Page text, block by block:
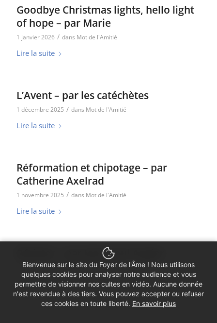
Goodbye Christmas lights, hello light
of hope – par Marie
1 janvier 2026 / dans Mot de l'Amitié
Lire la suite
L’Avent – par les catéchètes
1 décembre 2025 / dans Mot de l'Amitié
Lire la suite
Réformation et chipotage – par
Catherine Axelrad
1 novembre 2025 / dans Mot de l'Amitié
Lire la suite
Résister – par Jean-Paul Augier
15 octobre 2025 / dansMot de l'Amitié
Lire la suite
Bienvenue sur le site du Foyer de l'Âme ! Nous utilisons
quelques cookies pour analyser notre audience et vous
permettre de visionner nos cultes en vidéo. Aucune donnée
n'est revendue à des tiers. Vous pouvez accepter ou refuser
ces cookies en toute liberté. En savoir plus